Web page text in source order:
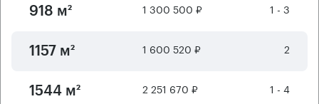
918 м² 1 300 500 ₽ 1 - 3
1157 м² 1 600 520 ₽ 2
1544 м² 2 251 670 ₽ 1 - 4